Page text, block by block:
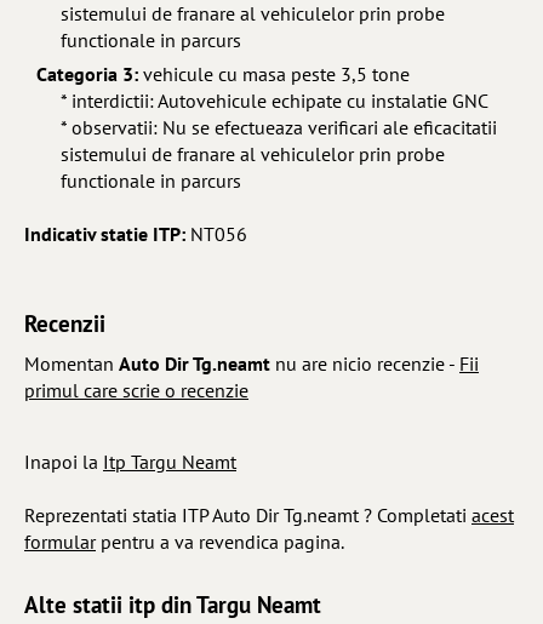
sistemului de franare al vehiculelor prin probe
functionale in parcurs
Categoria 3: vehicule cu masa peste 3,5 tone
* interdictii: Autovehicule echipate cu instalatie GNC
* observatii: Nu se efectueaza verificari ale eficacitatii
sistemului de franare al vehiculelor prin probe
functionale in parcurs
Indicativ statie ITP: NT056
Recenzii
Momentan Auto Dir Tg.neamt nu are nicio recenzie - Fii
primul care scrie o recenzie
Inapoi la Itp Targu Neamt
Reprezentati statia ITP Auto Dir Tg.neamt ? Completati acest
formularpentru a va revendica pagina.
Alte statii itp din Targu Neamt